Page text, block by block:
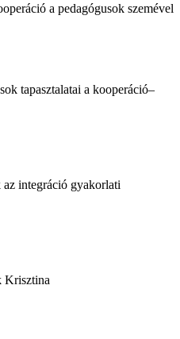
a pedagógusok szemével
tapasztalatai a kooperáció–
integráció gyakorlati
Krisztina